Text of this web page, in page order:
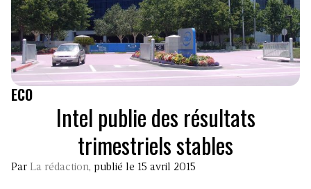
ECO
Intel publie des résultats
trimestriels stables
Par La rédaction, publié le 15 avril 2015